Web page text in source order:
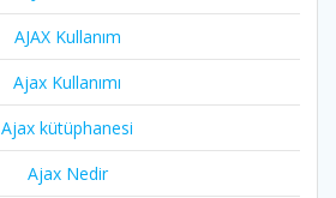
AJAX Kullanım
Ajax Kullanımı
Ajax kütüphanesi
Ajax Nedir